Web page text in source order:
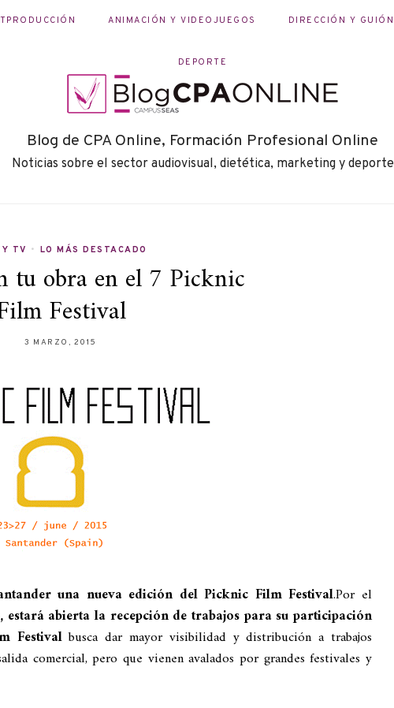
ANIMACIÓN Y VIDEOJUEGOS DIRECCIÓN Y GUIÓN
DEPORTE
Blog de CPA Online, Formación Profesional Online
Noticias sobre el sector audiovisual, dietética, marketing y deporte
Y TV • LO MÁS DESTACADO
tu obra en el 7 Picknic
Festival
3 MARZO, 2015
una nueva edición del Picknic Film Festival.Por el
abierta la recepción de trabajos para su participación
Festivalbusca dar mayor visibilidad y distribución a trabajos
comercial, pero que vienen avalados por grandes festivales y